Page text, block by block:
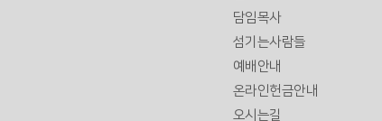
담임목사
섬기는사람들
예배안내
온라인헌금안내
오시는길